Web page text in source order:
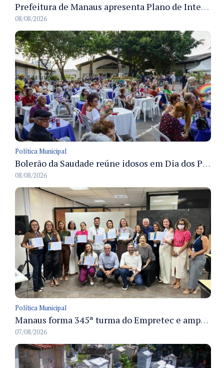
Prefeitura de Manaus apresenta Plano de Integridade da CGM e qualifica servidores para governança e conformidade no biênio 2027-2028
08/08/2026
Política Municipal
Bolerão da Saudade reúne idosos em Dia dos Pais promovido pela Fundação Dr. Thomas em Manaus
08/08/2026
Política Municipal
Manaus forma 345ª turma do Empretec e amplia qualificação de empreendedores na cidade
07/08/2026